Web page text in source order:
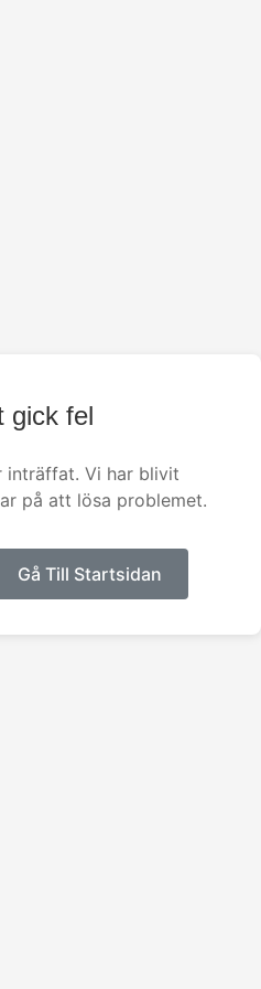
gick fel
inträffat. Vi har blivit
på att lösa problemet.
Gå Till Startsidan